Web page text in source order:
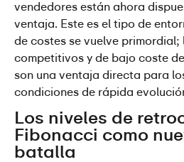
vendedores están ahora
ventaja. Este es el tipo de
de costes se vuelve
competitivos y de bajo coste
son una ventaja directa para
condiciones de rápida
Los niveles de
Fibonacci como
batalla